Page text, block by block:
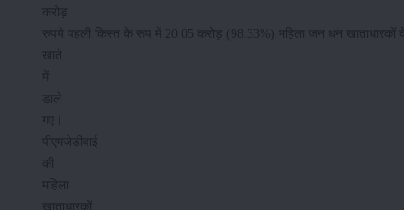
करोड़
रुपये पहली किस्त के रूप में 20.05 करोड़ (98.33%) महिला जन धन खाताधारकों
खाते
में
डाले
गए।
पीएमजेडीवाई
की
महिला
खाताधारकों